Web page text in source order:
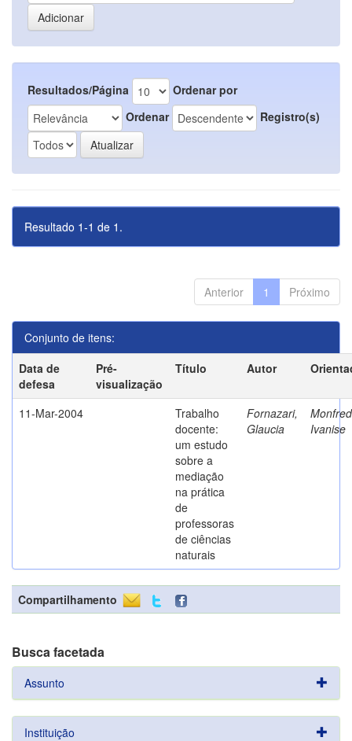
Resultados/Página
Ordenar por
Ordenar
Registro(s)
Resultado 1-1 de 1.
Anterior 1 Próximo
Conjunto de itens:
Data de
defesa
Pré-
visualização
Título Autor
11-Mar-2004
Trabalho
docente:
um estudo
sobre a
mediação
na prática
de
professoras
de ciências
naturais
Fornazari,
Glaucia
Ivanise
Compartilhamento
Busca facetada
Assunto
Instituição